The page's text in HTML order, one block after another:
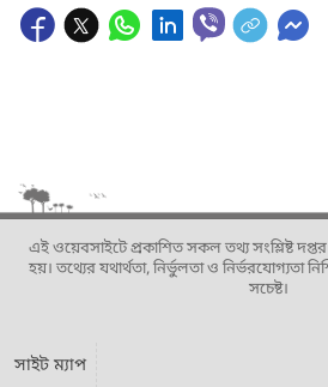
এই ওয়েবসাইটে প্রকাশিত সকল তথ্য সংশ্লিষ্ট
হয়। তথ্যের যথার্থতা, নির্ভুলতা ও নির্ভরযোগ্যতা
সচেষ্ট।
সাইট ম্যাপ